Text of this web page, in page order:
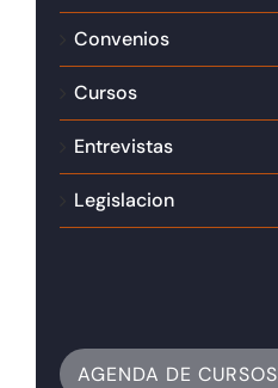
Convenios
Cursos
Entrevistas
Legislacion
AGENDA DE CURSOS